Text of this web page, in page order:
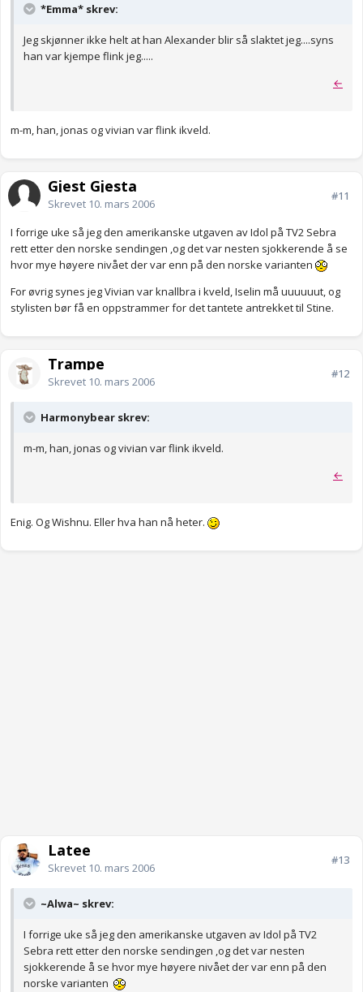
*Emma* skrev:
Jeg skjønner ikke helt at han Alexander blir så slaktet jeg....syns
han var kjempe flink jeg.....
←
m-m, han, jonas og vivian var flink ikveld.
Gjest Gjesta
Skrevet 10. mars 2006
#11
I forrige uke så jeg den amerikanske utgaven av Idol på TV2 Sebra
rett etter den norske sendingen ,og det var nesten sjokkerende å se
hvor mye høyere nivået der var enn på den norske varianten
For øvrig synes jeg Vivian var knallbra i kveld, Iselin må uuuuuut, og
stylisten bør få en oppstrammer for det tantete antrekket til Stine.
Trampe
Skrevet 10. mars 2006
#12
Harmonybear skrev:
m-m, han, jonas og vivian var flink ikveld.
←
Enig. Og Wishnu. Eller hva han nå heter.
Latee
Skrevet 10. mars 2006
#13
~Alwa~ skrev:
I forrige uke så jeg den amerikanske utgaven av Idol på TV2
Sebra rett etter den norske sendingen ,og det var nesten
sjokkerende å se hvor mye høyere nivået der var enn på den
norske varianten